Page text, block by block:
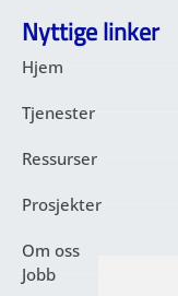
Nyttige linker
Hjem
Tjenester
Ressurser
Prosjekter
Om oss
Jobb